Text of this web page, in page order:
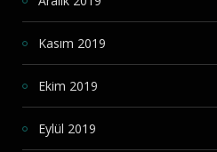
Kasım 2019
Ekim 2019
Eylül 2019